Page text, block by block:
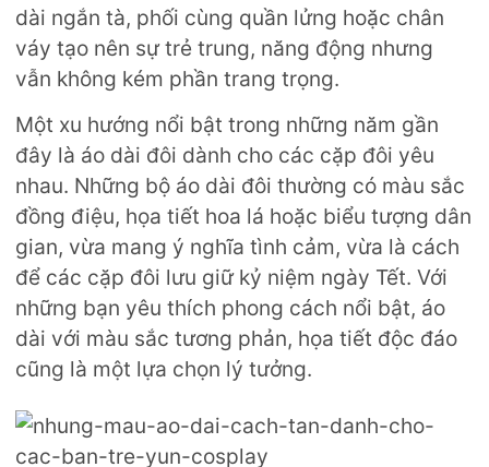
dài ngắn tà, phối cùng quần lửng hoặc chân
váy tạo nên sự trẻ trung, năng động nhưng
vẫn không kém phần trang trọng.
Một xu hướng nổi bật trong những năm gần
đây là áo dài đôi dành cho các cặp đôi yêu
nhau. Những bộ áo dài đôi thường có màu sắc
đồng điệu, họa tiết hoa lá hoặc biểu tượng dân
gian, vừa mang ý nghĩa tình cảm, vừa là cách
để các cặp đôi lưu giữ kỷ niệm ngày Tết. Với
những bạn yêu thích phong cách nổi bật, áo
dài với màu sắc tương phản, họa tiết độc đáo
cũng là một lựa chọn lý tưởng.